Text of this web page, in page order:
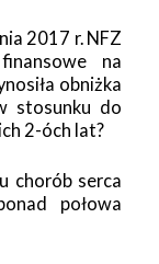
2017 r. NFZ
na
obniżka
stosunku do
2-óch lat?
chorób serca
połowa